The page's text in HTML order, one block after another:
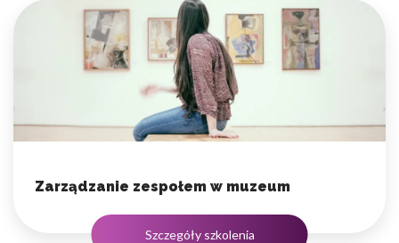
Zarządzanie zespołem w muzeum
Szczegóły szkolenia